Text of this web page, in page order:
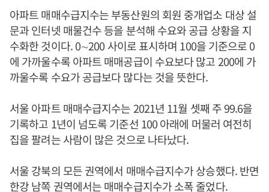
아파트 매매수급지수는 부동산원의 회원 중개업소 대상 설
문과 인터넷 매물건수 등을 분석해 수요와 공급 상황을 지
수화한 것이다. 0∼200 사이로 표시하며 100을 기준으로 0
에 가까울수록 아파트 매매공급이 수요보다 많고 200에 가
까울수록 수요가 공급보다 많다는 것을 뜻한다.
서울 아파트 매매수급지수는 2021년 11월 셋째 주 99.6을
기록하고 1년이 넘도록 기준선 100 아래에 머물러 여전히
집을 팔려는 사람이 많은 것으로 나타났다.
서울 강북의 모든 권역에서 매매수급지수가 상승했다. 반면
한강 남쪽 권역에서는 매매수급지수가 소폭 줄었다.